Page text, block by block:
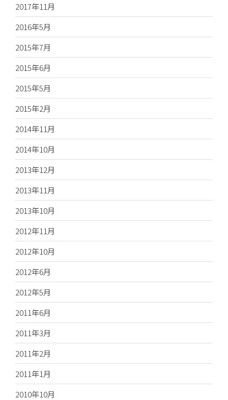
2017年11月
2016年5月
2015年7月
2015年6月
2015年5月
2015年2月
2014年11月
2014年10月
2013年12月
2013年11月
2013年10月
2012年11月
2012年10月
2012年6月
2012年5月
2011年6月
2011年3月
2011年2月
2011年1月
2010年10月